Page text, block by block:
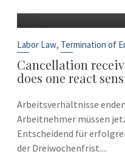
Labor Law, Termination of
Cancellation
does one react
Arbeitsverhältnisse
Arbeitnehmer müssen
Entscheidend für
der Dreiwochenfrist....